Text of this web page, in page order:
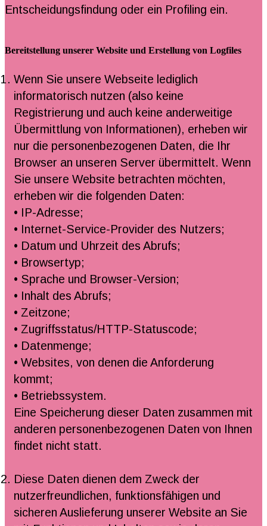
Entscheidungsfindung oder ein Profiling ein.
Bereitstellung unserer Website und Erstellung von Logfiles
Wenn Sie unsere Webseite lediglich
informatorisch nutzen (also keine
Registrierung und auch keine anderweitige
Übermittlung von Informationen), erheben wir
nur die personenbezogenen Daten, die Ihr
Browser an unseren Server übermittelt. Wenn
Sie unsere Website betrachten möchten,
erheben wir die folgenden Daten:
• IP-Adresse;
• Internet-Service-Provider des Nutzers;
• Datum und Uhrzeit des Abrufs;
• Browsertyp;
• Sprache und Browser-Version;
• Inhalt des Abrufs;
• Zeitzone;
• Zugriffsstatus/HTTP-Statuscode;
• Datenmenge;
• Websites, von denen die Anforderung
kommt;
• Betriebssystem.
Eine Speicherung dieser Daten zusammen mit
anderen personenbezogenen Daten von Ihnen
findet nicht statt.
Diese Daten dienen dem Zweck der
nutzerfreundlichen, funktionsfähigen und
sicheren Auslieferung unserer Website an Sie